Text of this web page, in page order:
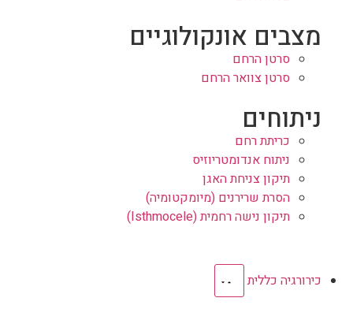
מצבים אונקולוגיים
סרטן הרחם
סרטן צוואר הרחם
ניתוחים
כריתת רחם
ניתוח אנדומטריוזיס
תיקון צניחת האגן
הסרת שרירנים (מיומקטומיה)
תיקון נישה רחמית (Isthmocele)
כירורגיה כללית